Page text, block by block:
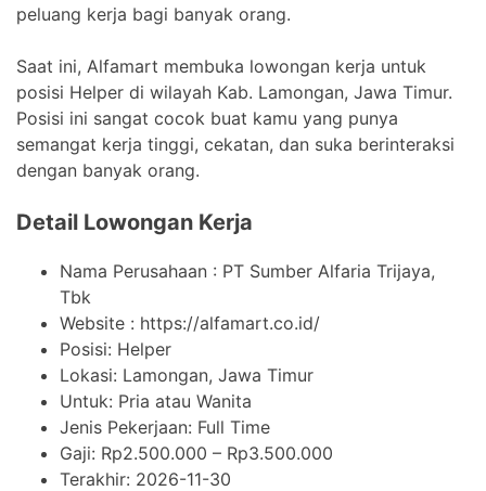
peluang kerja bagi banyak orang.
Saat ini, Alfamart membuka lowongan kerja untuk
posisi Helper di wilayah Kab. Lamongan, Jawa Timur.
Posisi ini sangat cocok buat kamu yang punya
semangat kerja tinggi, cekatan, dan suka berinteraksi
dengan banyak orang.
Detail Lowongan Kerja
Nama Perusahaan : PT Sumber Alfaria Trijaya,
Tbk
Website : https://alfamart.co.id/
Posisi: Helper
Lokasi: Lamongan, Jawa Timur
Untuk: Pria atau Wanita
Jenis Pekerjaan: Full Time
Gaji: Rp2.500.000 – Rp3.500.000
Terakhir: 2026-11-30